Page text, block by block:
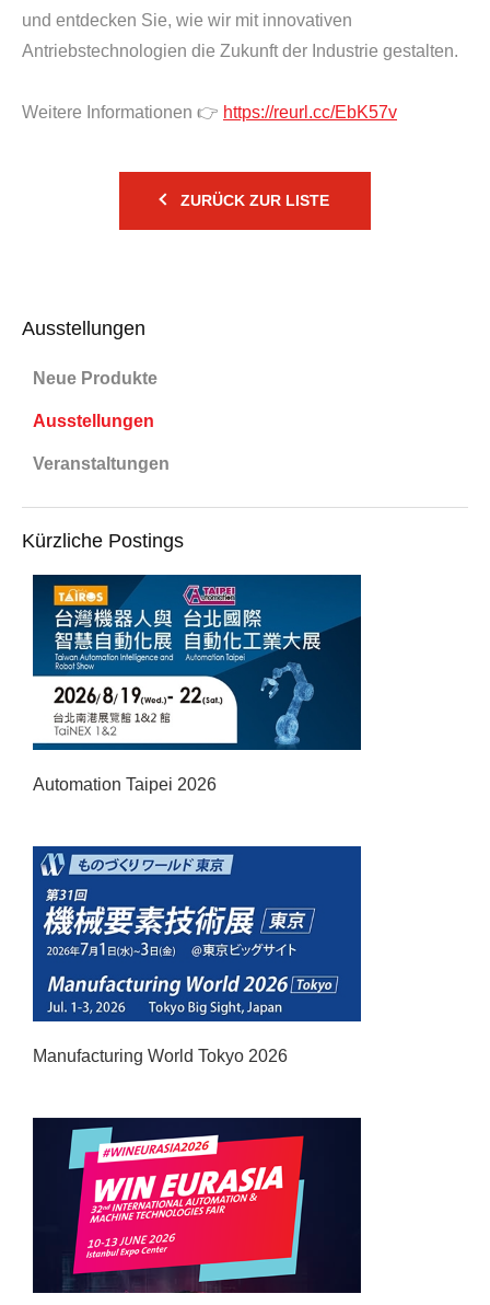
und entdecken Sie, wie wir mit innovativen
Antriebstechnologien die Zukunft der Industrie gestalten.
Weitere Informationen 👉 https://reurl.cc/EbK57v
ZURÜCK ZUR LISTE
Ausstellungen
Neue Produkte
Ausstellungen
Veranstaltungen
Kürzliche Postings
Automation Taipei 2026
Manufacturing World Tokyo 2026